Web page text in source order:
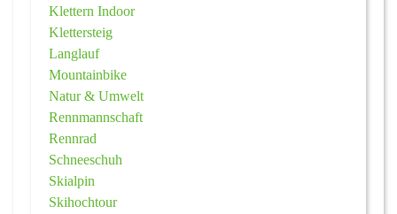
Klettern Indoor
Klettersteig
Langlauf
Mountainbike
Natur & Umwelt
Rennmannschaft
Rennrad
Schneeschuh
Skialpin
Skihochtour